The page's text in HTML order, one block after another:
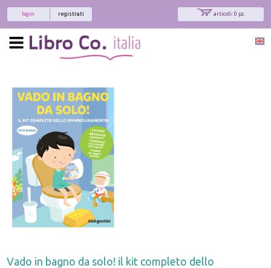
articoli: 0 pz.
registrati
login
Vado in bagno da solo! il kit completo dello